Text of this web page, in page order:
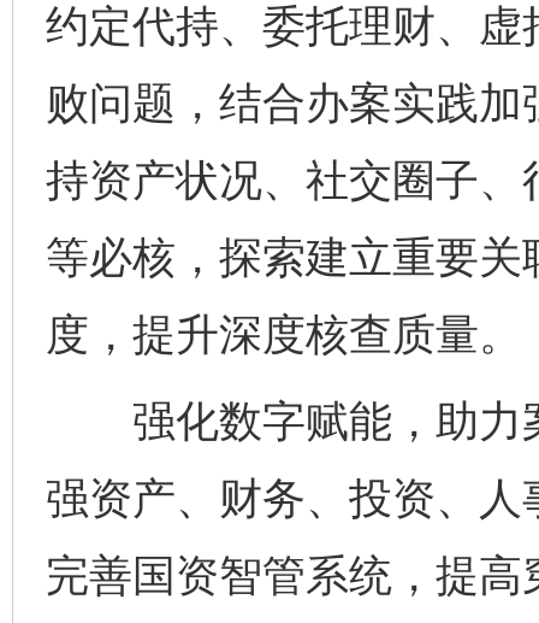
约定代持、委托理财、
败问题，结合办案实践
持资产状况、社交圈子
等必核，探索建立重要
度，提升深度核查质量。
强化数字赋能，助力
强资产、财务、投资、
完善国资智管系统，提